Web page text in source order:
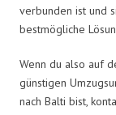
verbunden ist und
bestmögliche
Wenn du also auf
günstigen
nach Balti bist,